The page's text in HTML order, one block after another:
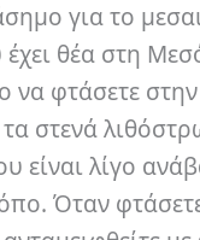
για το
θέα στη
να φτάσετε
στενά
είναι λίγο
Όταν